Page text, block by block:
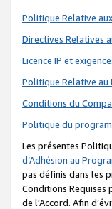
Politique Relative
Directives Relatives
Licence IP et
Politique Relative au
Conditions du
Politique du
Les présentes
d’Adhésion au
pas définis dans les
Conditions Requises
de l'Accord. Afin